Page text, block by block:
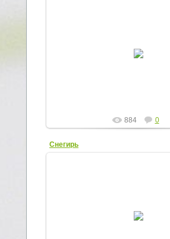
884 0
Снегирь